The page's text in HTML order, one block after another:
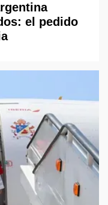
el pedido